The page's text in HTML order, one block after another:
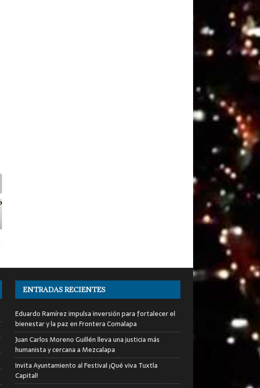
ENTRADAS RECIENTES
Eduardo Ramírez impulsa inversión para fortalecer el
bienestar y la paz en Frontera Comalapa
Juan Carlos Moreno Guillén lleva una justicia más
humanista y cercana a Mezcalapa
Invita Ayuntamiento al Festival ¡Qué viva Tuxtla
Capital!